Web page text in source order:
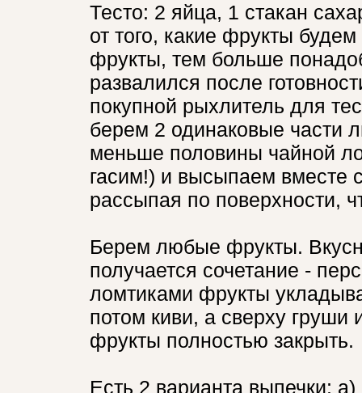
Тесто: 2 яйца, 1 стакан
от того, какие фрукты
фрукты, тем больше
развалился после
покупной рыхлитель для
берем 2 одинаковые части
меньше половины чайной
гасим!) и высыпаем вместе
рассыпая по поверхности,
Берем любые фрукты.
получается сочетание -
ломтиками фрукты
потом киви, а сверху груши
фрукты полностью закрыть.
Есть 2 варианта выпечки: